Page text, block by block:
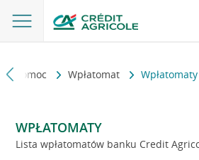
i pomoc Wpłatomat
WPŁATOMATY
Lista wpłatomatów banku Credit